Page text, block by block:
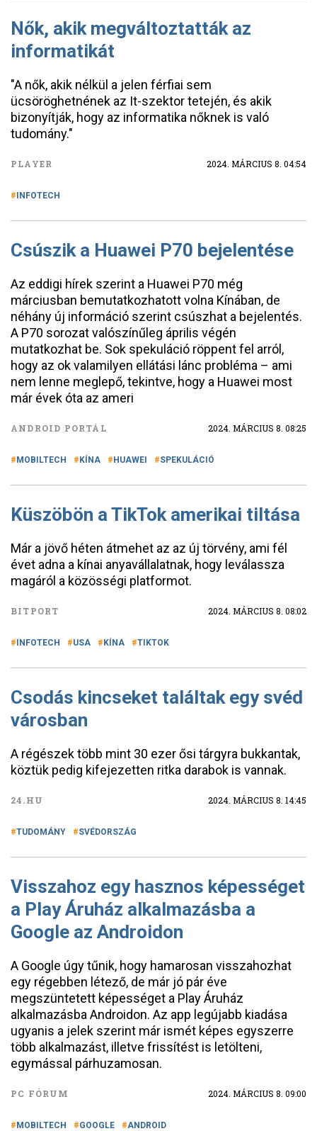
Nők, akik megváltoztatták az
informatikát
"A nők, akik nélkül a jelen férfiai sem
ücsöröghetnének az It-szektor tetején, és akik
bizonyítják, hogy az informatika nőknek is való
tudomány."
PLAYER 2024. MÁRCIUS 8. 04:54
INFOTECH
Csúszik a Huawei P70 bejelentése
Az eddigi hírek szerint a Huawei P70 még
márciusban bemutatkozhatott volna Kínában, de
néhány új információ szerint csúszhat a bejelentés.
A P70 sorozat valószínűleg április végén
mutatkozhat be. Sok spekuláció röppent fel arról,
hogy az ok valamilyen ellátási lánc probléma – ami
nem lenne meglepő, tekintve, hogy a Huawei most
már évek óta az ameri
ANDROID PORTÁL 2024. MÁRCIUS 8. 08:25
MOBILTECH KÍNA HUAWEI SPEKULÁCIÓ
Küszöbön a TikTok amerikai tiltása
Már a jövő héten átmehet az az új törvény, ami fél
évet adna a kínai anyavállalatnak, hogy leválassza
magáról a közösségi platformot.
BITPORT 2024. MÁRCIUS 8. 08:02
INFOTECH USA KÍNA TIKTOK
Csodás kincseket találtak egy svéd
városban
A régészek több mint 30 ezer ősi tárgyra bukkantak,
köztük pedig kifejezetten ritka darabok is vannak.
24.HU 2024. MÁRCIUS 8. 14:45
TUDOMÁNY SVÉDORSZÁG
Visszahoz egy hasznos képességet
a Play Áruház alkalmazásba a
Google az Androidon
A Google úgy tűnik, hogy hamarosan visszahozhat
egy régebben létező, de már jó pár éve
megszüntetett képességet a Play Áruház
alkalmazásba Androidon. Az app legújabb kiadása
ugyanis a jelek szerint már ismét képes egyszerre
több alkalmazást, illetve frissítést is letölteni,
egymással párhuzamosan.
PC FÓRUM 2024. MÁRCIUS 8. 09:00
MOBILTECH GOOGLE ANDROID